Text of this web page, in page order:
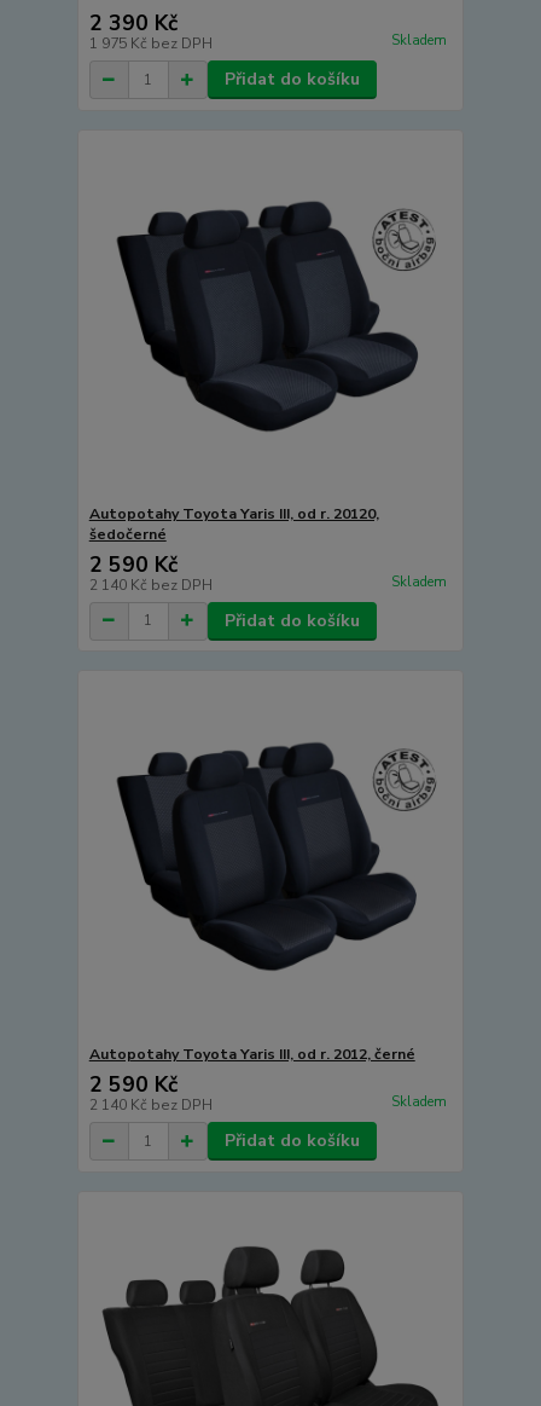
2 390 Kč
1 975 Kč bez DPH Skladem
Přidat do košíku
Autopotahy Toyota Yaris III, od r. 20120,
šedočerné
2 590 Kč
2 140 Kč bez DPH Skladem
Přidat do košíku
Autopotahy Toyota Yaris III, od r. 2012, černé
2 590 Kč
2 140 Kč bez DPH Skladem
Přidat do košíku